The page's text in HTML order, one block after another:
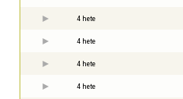
4 hete
4 hete
4 hete
4 hete